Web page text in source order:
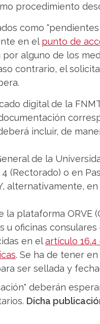
procedimiento
como
en el punto de
alguno de los
contrario, el
digital de la
incluir, de
de la
(Rectorado) o en
alternativamente,
plataforma ORVE
oficinas
en elartículo
. Se ha de tener
ser sellada y
deberán
Dicha